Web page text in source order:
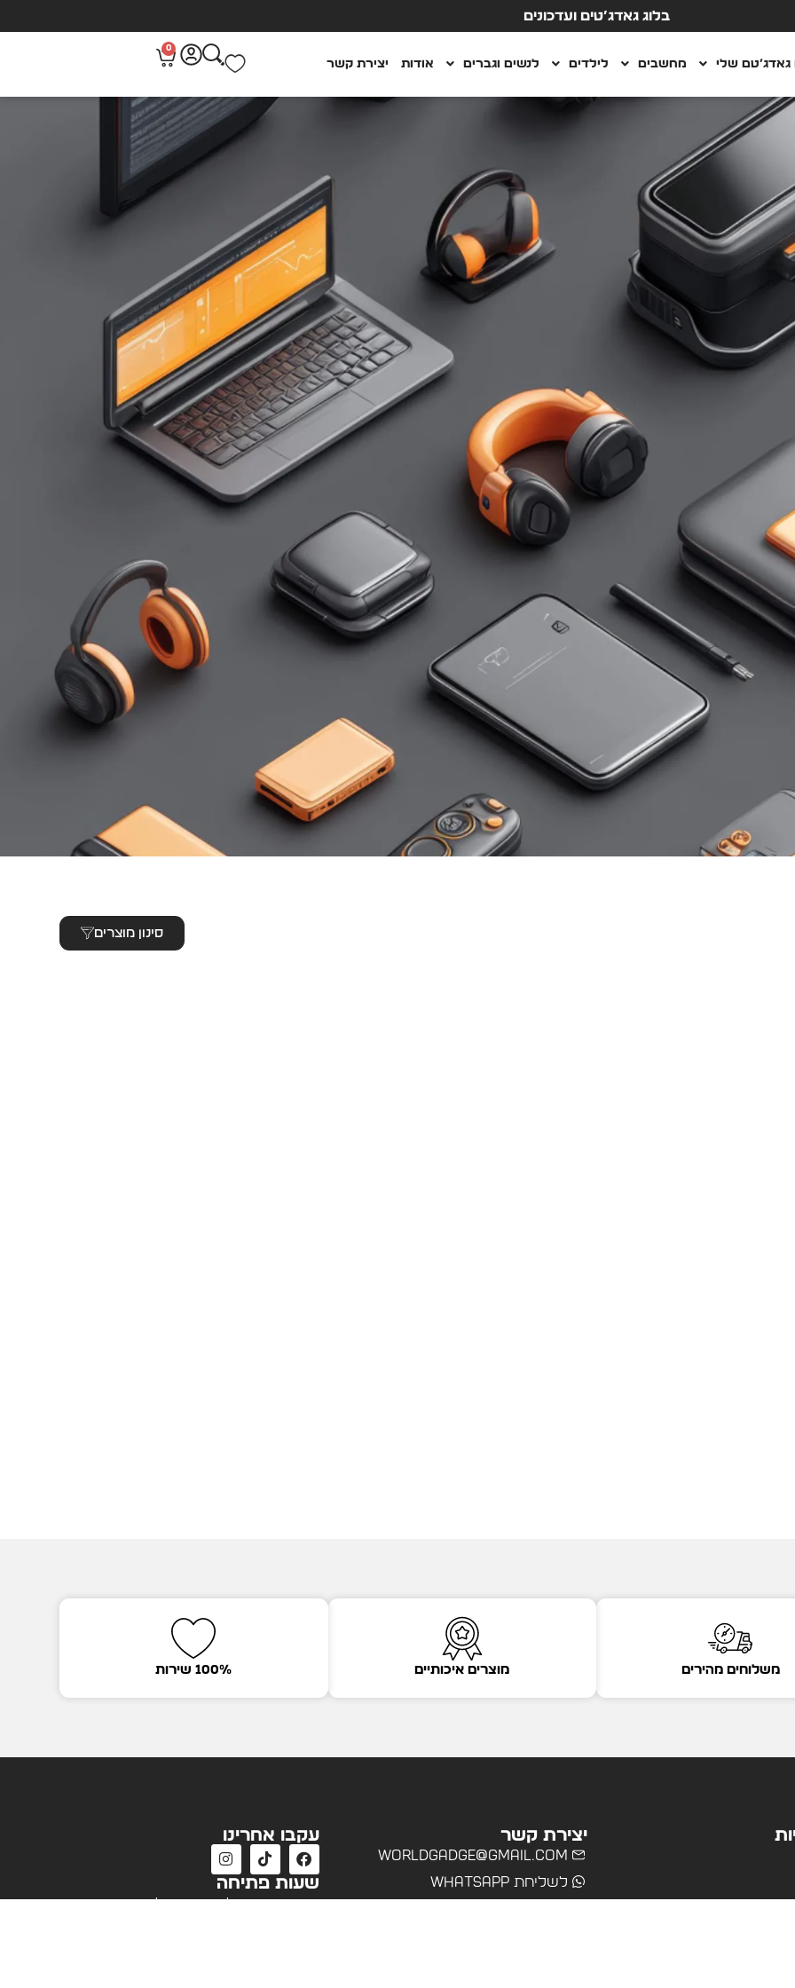
בלוג גאדג’טים ועדכונים
גאדג’טם שלי מחשבים לילדים לנשים וגברים אודות יצירת קשר
0
סינון מוצרים
משלוחים מהירים מוצרים איכותיים 100% שירות
יצירת קשר
worldgadge@gmail.com
לשליחת WhatsApp
עקבו אחרינו
שעות פתיחה
שעות פעילות שירות לקוחות